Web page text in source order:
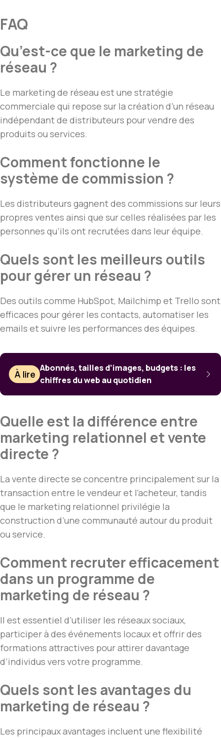
FAQ
Qu’est-ce que le marketing de
réseau ?
Le marketing de réseau est une stratégie
commerciale qui repose sur la création d’un réseau
indépendant de distributeurs pour vendre des
produits ou services.
Comment fonctionne le
système de commission ?
Les distributeurs gagnent des commissions sur leurs
propres ventes ainsi que sur celles réalisées par les
personnes qu’ils ont recrutées dans leur équipe.
Quels sont les meilleurs outils
pour gérer un réseau ?
Des outils comme HubSpot, Mailchimp et Trello sont
efficaces pour gérer les contacts, automatiser les
emails et suivre les performances des équipes.
À lire
Abonnés, tailles d’images, budgets : les
chiffres du web au quotidien
Quelle est la différence entre
marketing relationnel et vente
directe ?
La vente directe se concentre principalement sur la
transaction entre le vendeur et l’acheteur, tandis
que le marketing relationnel privilégie la
construction d’une communauté autour du produit
ou service.
Comment recruter efficacement
dans un programme de
marketing de réseau ?
Il est essentiel d’utiliser les réseaux sociaux,
participer à des événements locaux et offrir des
formations attractives pour attirer davantage
d’individus vers votre programme.
Quels sont les avantages du
marketing de réseau ?
Les principaux avantages incluent une flexibilité